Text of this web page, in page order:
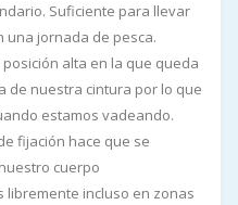
Suficiente para llevar
una jornada de pesca.
posición alta en la que queda
de nuestra cintura por lo que
estamos vadeando.
fijación hace que se
cuerpo
incluso en zonas